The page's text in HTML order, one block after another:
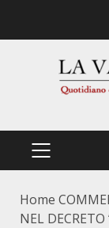
PRIMÄRES
Home
NEL DECRETO